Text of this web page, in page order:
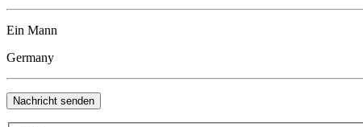
Ein Mann
Germany
Nachricht senden